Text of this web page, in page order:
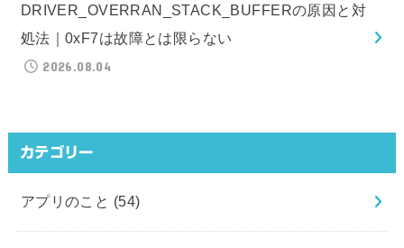
DRIVER_OVERRAN_STACK_BUFFERの原因と対
処法｜0xF7は故障とは限らない
2026.08.04
カテゴリー
アプリのこと (54)